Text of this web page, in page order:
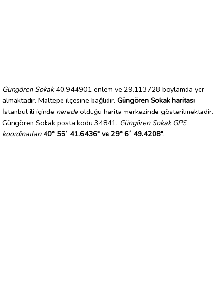
Güngören Sokak40.944901 enlem ve 29.113728 boylamda yer
almaktadır. Maltepe ilçesine bağlıdır. Güngören Sokak haritası
İstanbul ili içinde nerede olduğu harita merkezinde gösterilmektedir.
Güngören Sokak posta kodu 34841. Güngören Sokak GPS
koordinatları 40° 56´ 41.6436" ve 29° 6´ 49.4208".